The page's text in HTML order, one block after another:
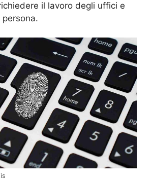
il lavoro degli uffici e